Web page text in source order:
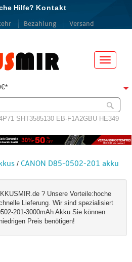
Hilfe? Kontakt
Bezahlung Versand
Menü
SHT3585130 EB-F1A2GBU HE349
/ CANON D85-0502-201 akku
? Unsere Vorteile:hoche
Lieferung. Wir sind spezialisiert
201-3000mAh Akku.Sie können
Preis benötigen!